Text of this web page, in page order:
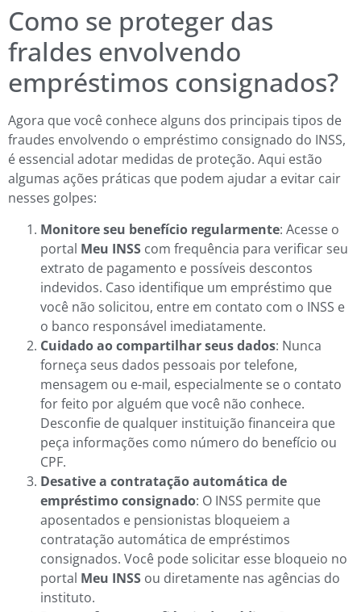
Como se proteger das
fraldes envolvendo
empréstimos consignados?
Agora que você conhece alguns dos principais tipos de
fraudes envolvendo o empréstimo consignado do INSS,
é essencial adotar medidas de proteção. Aqui estão
algumas ações práticas que podem ajudar a evitar cair
nesses golpes:
Monitore seu benefício regularmente: Acesse o
portal Meu INSS com frequência para verificar seu
extrato de pagamento e possíveis descontos
indevidos. Caso identifique um empréstimo que
você não solicitou, entre em contato com o INSS e
o banco responsável imediatamente.
Cuidado ao compartilhar seus dados: Nunca
forneça seus dados pessoais por telefone,
mensagem ou e-mail, especialmente se o contato
for feito por alguém que você não conhece.
Desconfie de qualquer instituição financeira que
peça informações como número do benefício ou
CPF.
Desative a contratação automática de
empréstimo consignado: O INSS permite que
aposentados e pensionistas bloqueiem a
contratação automática de empréstimos
consignados. Você pode solicitar esse bloqueio no
portal Meu INSS ou diretamente nas agências do
instituto.